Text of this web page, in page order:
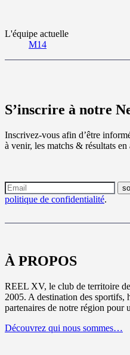
L'équipe actuelle
M14
S’inscrire à notre
Inscrivez-vous afin d’être
à venir, les matchs & résultats
politique de confidentialité.
À PROPOS
REEL XV, le club de territoire
2005. A destination des sportifs,
partenaires de notre région
Découvrez qui nous sommes…